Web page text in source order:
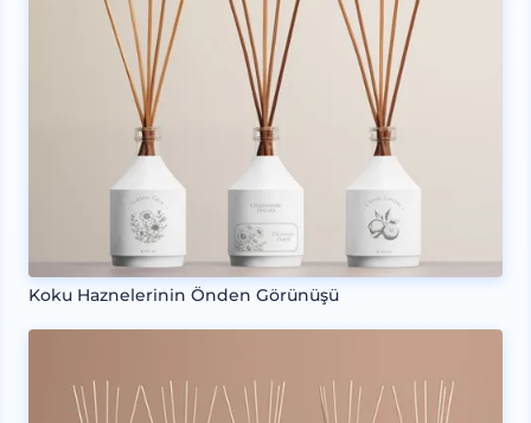
Koku Haznelerinin Önden Görünüşü